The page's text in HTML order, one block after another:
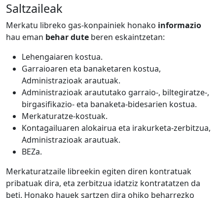
Saltzaileak
Merkatu libreko gas-konpainiek honako informazio
hau eman behar dute beren eskaintzetan:
Lehengaiaren kostua.
Garraioaren eta banaketaren kostua,
Administrazioak arautuak.
Administrazioak araututako garraio-, biltegiratze-,
birgasifikazio- eta banaketa-bidesarien kostua.
Merkaturatze-kostuak.
Kontagailuaren alokairua eta irakurketa-zerbitzua,
Administrazioak arautuak.
BEZa.
Merkaturatzaile libreekin egiten diren kontratuak
pribatuak dira, eta zerbitzua idatziz kontratatzen da
beti. Honako hauek sartzen dira ohiko beharrezko